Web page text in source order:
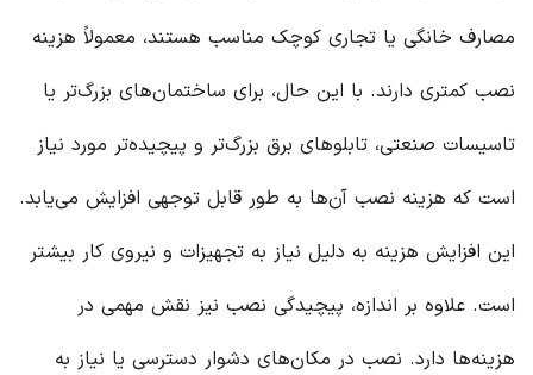
مصارف خانگی یا تجاری کوچک مناسب هستند، معمولاً هزینه
نصب کمتری دارند. با این حال، برای ساختمان‌های بزرگ‌تر یا
تاسیسات صنعتی، تابلوهای برق بزرگ‌تر و پیچیده‌تر مورد نیاز
است که هزینه نصب آن‌ها به طور قابل توجهی افزایش می‌یابد.
این افزایش هزینه به دلیل نیاز به تجهیزات و نیروی کار بیشتر
است. علاوه بر اندازه، پیچیدگی نصب نیز نقش مهمی در
هزینه‌ها دارد. نصب در مکان‌های دشوار دسترسی یا نیاز به